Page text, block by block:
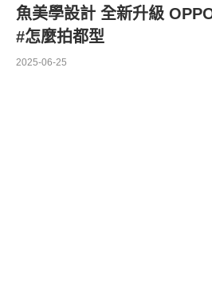
魚美學設計 全新升級
#怎麼拍都型
2025-06-25